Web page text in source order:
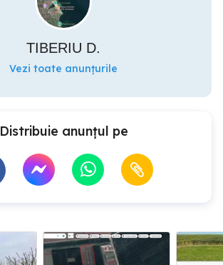
TIBERIU D.
Vezi toate anunțurile
Distribuie anunțul pe